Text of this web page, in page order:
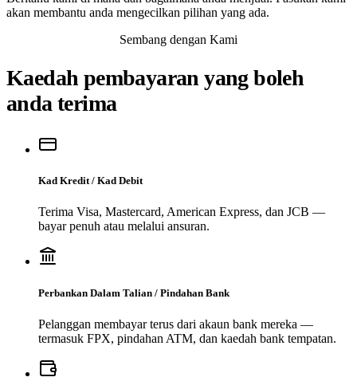
akan membantu anda mengecilkan pilihan yang ada.
Sembang dengan Kami
Kaedah pembayaran yang boleh
anda terima
Kad Kredit / Kad Debit
Terima Visa, Mastercard, American Express, dan JCB —
bayar penuh atau melalui ansuran.
Perbankan Dalam Talian / Pindahan Bank
Pelanggan membayar terus dari akaun bank mereka —
termasuk FPX, pindahan ATM, dan kaedah bank tempatan.